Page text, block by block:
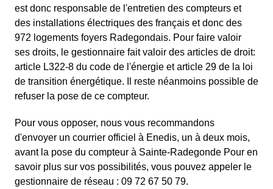
est donc responsable de l'entretien des compteurs et
des installations électriques des français et donc des
972 logements foyers Radegondais. Pour faire valoir
ses droits, le gestionnaire fait valoir des articles de droit:
article L322-8 du code de l'énergie et article 29 de la loi
de transition énergétique. Il reste néanmoins possible de
refuser la pose de ce compteur.
Pour vous opposer, nous vous recommandons
d'envoyer un courrier officiel à Enedis, un à deux mois,
avant la pose du compteur à Sainte-Radegonde Pour en
savoir plus sur vos possibilités, vous pouvez appeler le
gestionnaire de réseau : 09 72 67 50 79.